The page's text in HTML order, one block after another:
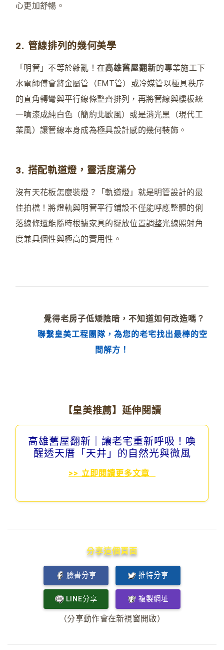
心更加舒暢。
2. 管線排列的幾何美學
「明管」不等於雜亂！在高雄舊屋翻新的專業施工下
水電師傅會將金屬管（EMT管）或冷媒管以極具秩序
的直角轉彎與平行線條整齊排列，再將管線與樓板統
一噴漆成純白色（簡約北歐風）或是消光黑（現代工
業風）讓管線本身成為極具設計感的幾何裝飾。
3. 搭配軌道燈，靈活度滿分
沒有天花板怎麼裝燈？「軌道燈」就是明管設計的最
佳拍檔！將燈軌與明管平行鋪設不僅能呼應整體的俐
落線條還能隨時根據家具的擺放位置調整光線照射角
度兼具個性與極高的實用性。
覺得老房子低矮陰暗，不知道如何改造嗎？
聯繫皇美工程團隊，為您的老宅找出最棒的空
間解方！
【皇美推薦】延伸閱讀
高雄舊屋翻新｜讓老宅重新呼吸！喚
醒透天厝「天井」的自然光與微風
>> 立即閱讀更多文章
分享這個頁面
臉書分享 推特分享
LINE分享 複製網址
（分享動作會在新視窗開啟）